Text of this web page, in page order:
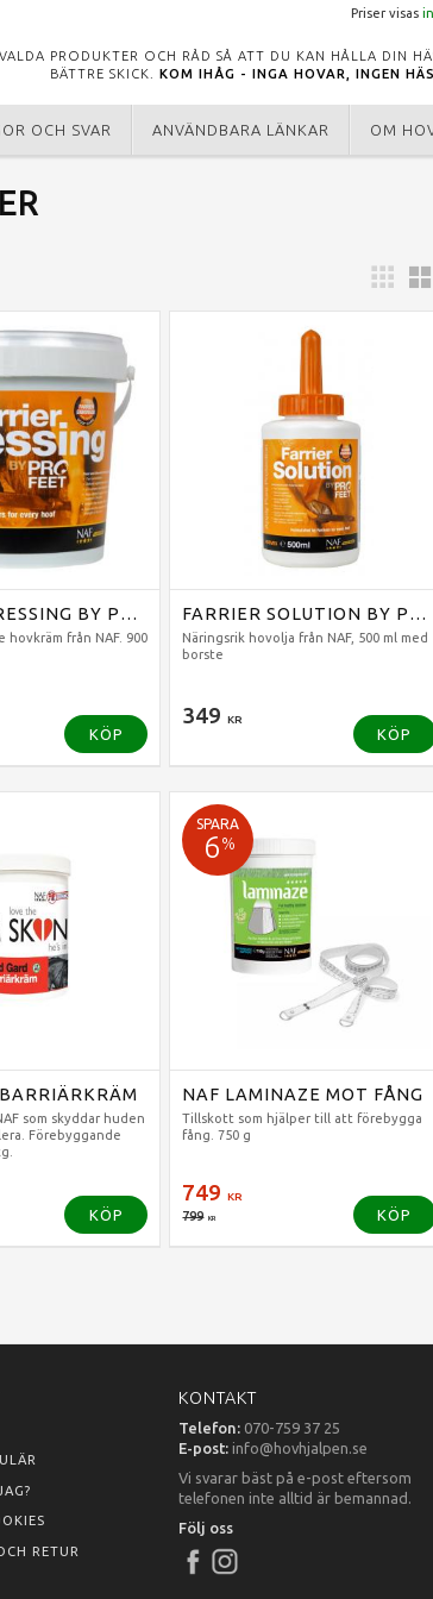
Priser visas
PRODUKTER OCH RÅD SÅ ATT DU KAN HÅLLA DIN
BÄTTRE SKICK. KOM IHÅG - INGA HOVAR, INGEN
OCH SVAR ANVÄNDBARA LÄNKAR OM
FARRIER DRESSING BY PROFEET
hovkräm från NAF. 900
KÖP
FARRIER SOLUTION BY PROFEET
Näringsrik hovolja från NAF, 500 ml med
borste
349 KR
KÖP
som skyddar huden
Förebyggande
KÖP
NAF LAMINAZE MOT FÅNG
Tillskott som hjälper till att förebygga
fång. 750 g
749 KR
799 KR
SPARA
6%
KÖP
RETUR
KONTAKT
Telefon: 070-759 37 25
E-post: info@hovhjalpen.se
Vi svarar bäst på e-post eftersom
telefonen inte alltid är bemannad.
Följ oss